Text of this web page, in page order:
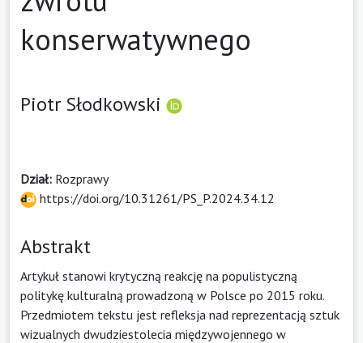
konserwatywnego
Piotr Słodkowski
Dział: Rozprawy
https://doi.org/10.31261/PS_P.2024.34.12
Abstrakt
Artykuł stanowi krytyczną reakcję na populistyczną
politykę kulturalną prowadzoną w Polsce po 2015 roku.
Przedmiotem tekstu jest refleksja nad reprezentacją sztuk
wizualnych dwudziestolecia międzywojennego w